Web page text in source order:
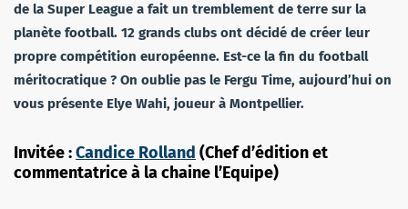
de la Super League a fait un tremblement de terre sur la
planète football. 12 grands clubs ont décidé de créer leur
propre compétition européenne. Est-ce la fin du football
méritocratique ? On oublie pas le Fergu Time, aujourd’hui on
vous présente Elye Wahi, joueur à Montpellier.
Invitée :Candice Rolland (Chef d’édition et
commentatrice à la chaine l’Equipe)